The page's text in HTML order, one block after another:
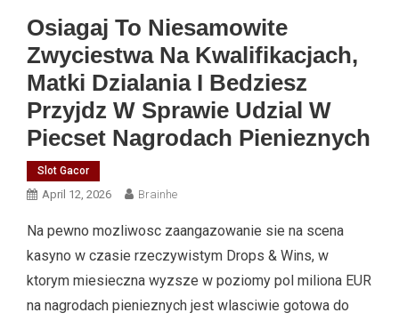
Osiagaj To Niesamowite
Zwyciestwa Na Kwalifikacjach,
Matki Dzialania I Bedziesz
Przyjdz W Sprawie Udzial W
Piecset Nagrodach Pienieznych
Slot Gacor
April 12, 2026 Brainhe
Na pewno mozliwosc zaangazowanie sie na scena
kasyno w czasie rzeczywistym Drops & Wins, w
ktorym miesieczna wyzsze w poziomy pol miliona EUR
na nagrodach pienieznych jest wlasciwie gotowa do